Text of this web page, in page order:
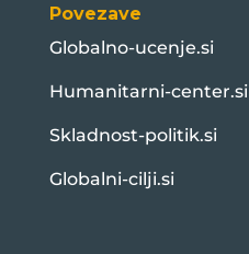
Povezave
Globalno-ucenje.si
Humanitarni-center.si
Skladnost-politik.si
Globalni-cilji.si